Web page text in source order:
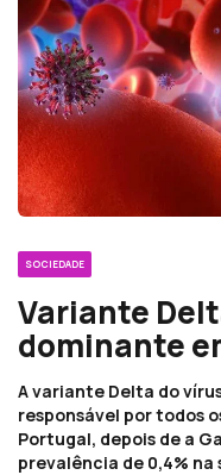
SOCIEDADE
Variante
dominante
A variante Delta do
responsável por todos
Portugal, depois de a
prevalência de 0,4%